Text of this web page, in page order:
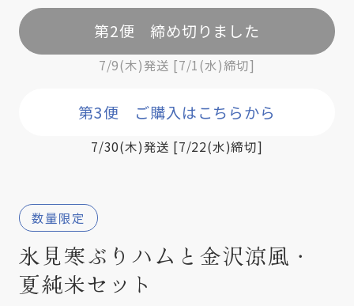
第2便 締め切りました
7/9(木)発送 [7/1(水)締切]
第3便 ご購入はこちらから
7/30(木)発送 [7/22(水)締切]
数量限定
氷見寒ぶりハムと金沢涼風・
夏純米セット